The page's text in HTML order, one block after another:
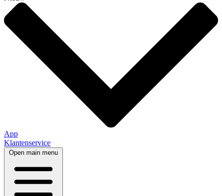
App
Klantenservice
Open main menu